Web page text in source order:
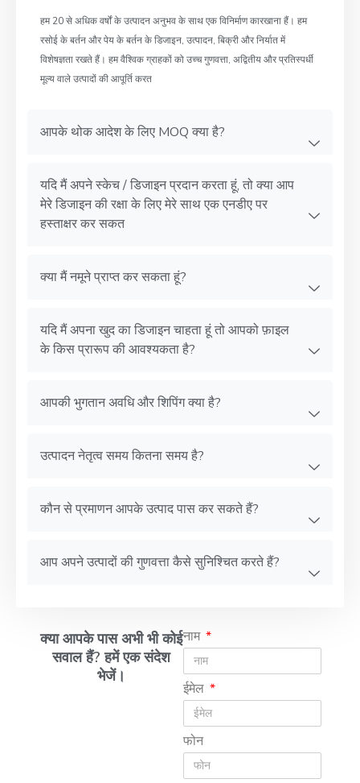
हम 20 से अधिक वर्षों के उत्पादन अनुभव के साथ एक विनिर्माण कारखाना हैं। हम
रसोई के बर्तन और पेय के बर्तन के डिजाइन, उत्पादन, बिक्री और निर्यात में
विशेषज्ञता रखते हैं। हम वैश्विक ग्राहकों को उच्च गुणवत्ता, अद्वितीय और प्रतिस्पर्धी
मूल्य वाले उत्पादों की आपूर्ति करत
आपके थोक आदेश के लिए MOQ क्या है?
यदि मैं अपने स्केच / डिजाइन प्रदान करता हूं, तो क्या आप
मेरे डिजाइन की रक्षा के लिए मेरे साथ एक एनडीए पर
हस्ताक्षर कर सकत
क्या मैं नमूने प्राप्त कर सकता हूं?
यदि मैं अपना खुद का डिजाइन चाहता हूं तो आपको फ़ाइल
के किस प्रारूप की आवश्यकता है?
आपकी भुगतान अवधि और शिपिंग क्या है?
उत्पादन नेतृत्व समय कितना समय है?
कौन से प्रमाणन आपके उत्पाद पास कर सकते हैं?
आप अपने उत्पादों की गुणवत्ता कैसे सुनिश्चित करते हैं?
क्या आपके पास अभी भी कोई
सवाल हैं? हमें एक संदेश
भेजें।
नाम
ईमेल
फोन